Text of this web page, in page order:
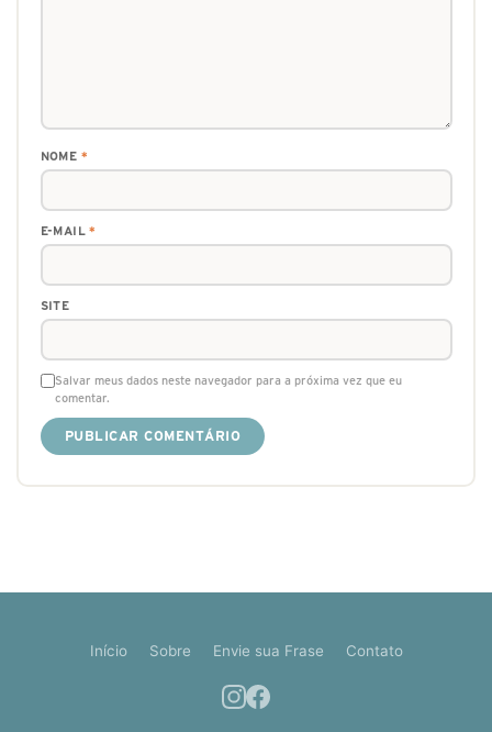
NOME *
E-MAIL*
SITE
Salvar meus dados neste navegador para a próxima vez que eu
comentar.
Início Sobre Envie sua Frase Contato